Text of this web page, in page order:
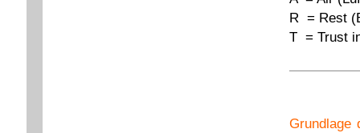
R = Rest
T = Trust
Grundlage